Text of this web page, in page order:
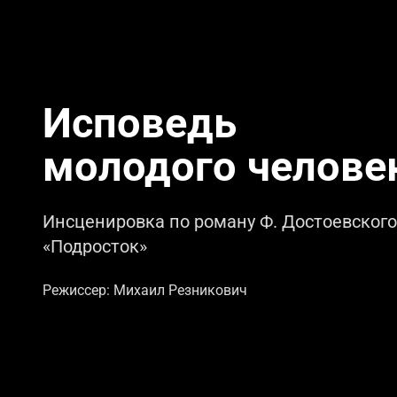
Исповедь
молодого
Инсценировка по роману Ф. Достоевского
«Подросток»
Режиссер: Михаил Резникович